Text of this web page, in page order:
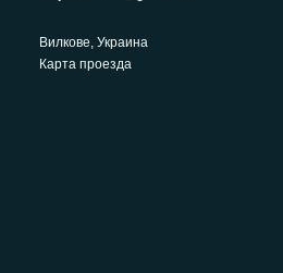
Вилкове, Украина
Карта проезда